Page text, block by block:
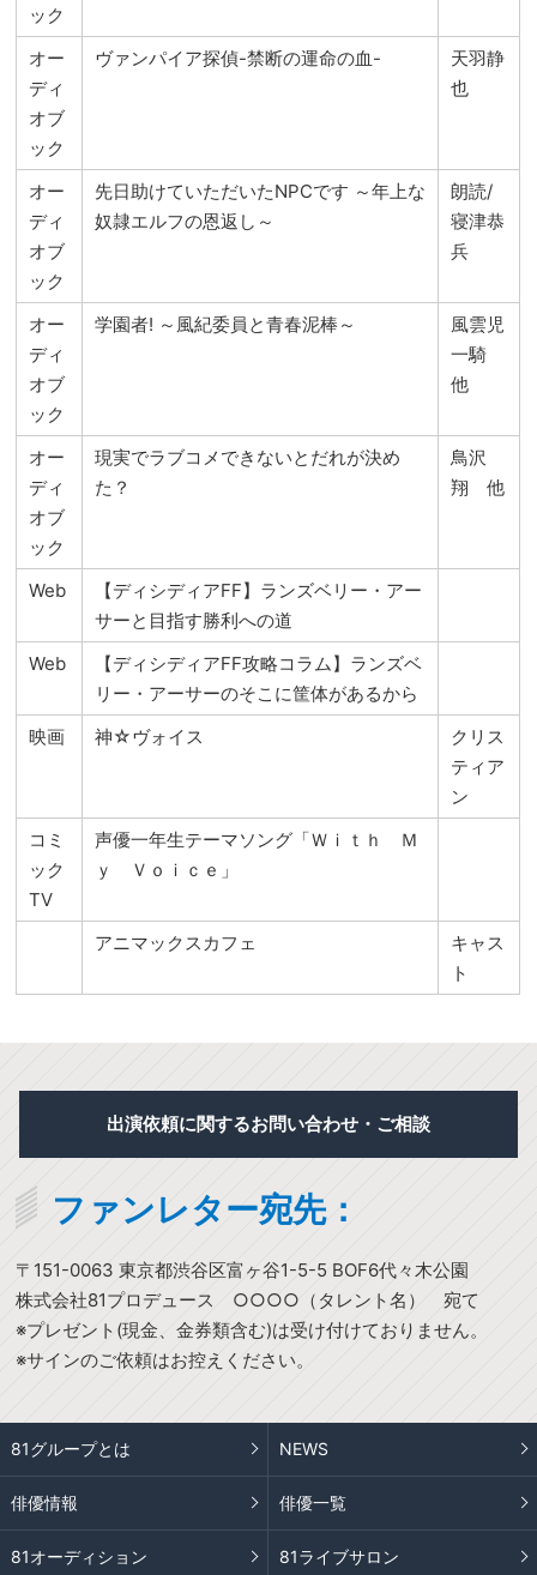
ック
オー
ディ
オブ
ック
ヴァンパイア探偵-禁断の運命の血-
天羽静
也
オー
ディ
オブ
ック
先日助けていただいたNPCです ～年上な
奴隷エルフの恩返し～
朗読/
寝津恭
兵
オー
ディ
オブ
ック
学園者! ～風紀委員と青春泥棒～
風雲児
一騎
他
オー
ディ
オブ
ック
現実でラブコメできないとだれが決め
た？
鳥沢
翔 他
Web
【ディシディアFF】ランズベリー・アー
サーと目指す勝利への道
Web
【ディシディアFF攻略コラム】ランズベ
リー・アーサーのそこに筐体があるから
映画
神☆ヴォイス
クリス
ティア
ン
コミ
ック
TV
声優一年生テーマソング「Ｗｉｔｈ Ｍ
ｙ Ｖｏｉｃｅ」
アニマックスカフェ
キャス
ト
出演依頼に関するお問い合わせ・ご相談
ファンレター宛先：
〒151-0063 東京都渋谷区富ヶ谷1-5-5 BOF6代々木公園
株式会社81プロデュース ○○○○（タレント名） 宛て
※プレゼント(現金、金券類含む)は受け付けておりません。
※サインのご依頼はお控えください。
81グループとは NEWS
俳優情報 俳優一覧
81オーディション 81ライブサロン